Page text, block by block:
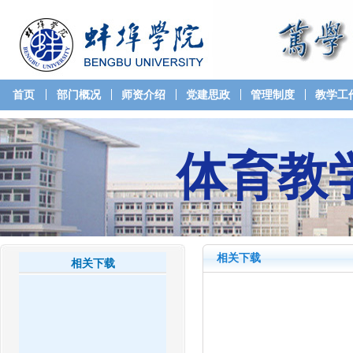
首页 部门概况 师资介绍 党建思政 管理制度 教学工
体育教
相关下载 相关下载